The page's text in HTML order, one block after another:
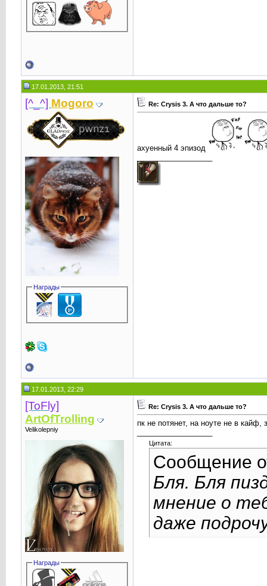
17.01.2013, 21:51
[^_^] Mogoro
Награды
Re: Crysis 3. А что дальше то?
ахуенный 4 эпизод
17.01.2013, 22:29
[ToFly]
ArtOfTrolling
Velikolepniy
Награды
Re: Crysis 3. А что дальше то?
пк не потянет, на ноуте не в кайф,
Цитата:
Сообщение
Бля. Бля
мнение о
даже